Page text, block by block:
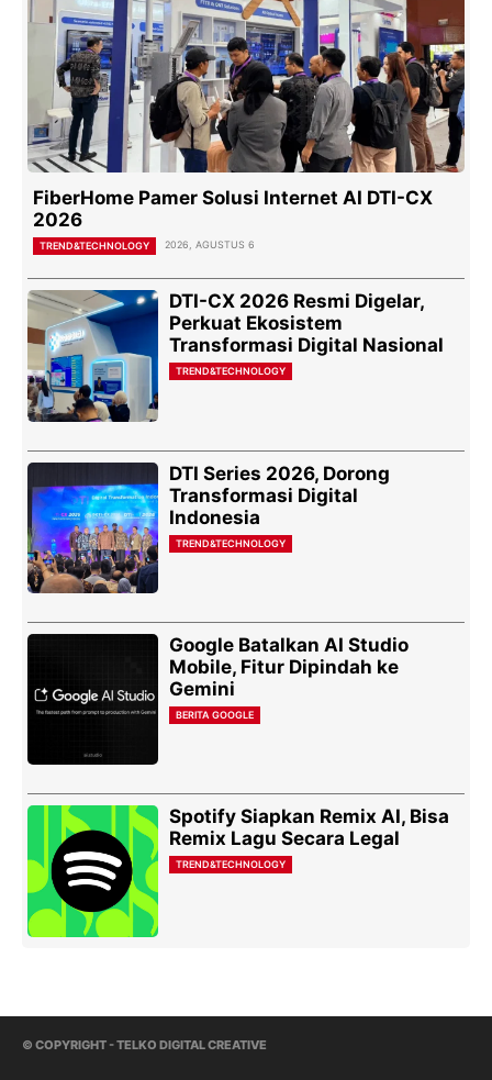
FiberHome Pamer Solusi Internet AI DTI-CX
2026
TREND&TECHNOLOGY 2026, AGUSTUS 6
DTI-CX 2026 Resmi Digelar,
Perkuat Ekosistem
Transformasi Digital Nasional
TREND&TECHNOLOGY
DTI Series 2026, Dorong
Transformasi Digital
Indonesia
TREND&TECHNOLOGY
Google Batalkan AI Studio
Mobile, Fitur Dipindah ke
Gemini
BERITA GOOGLE
Spotify Siapkan Remix AI, Bisa
Remix Lagu Secara Legal
TREND&TECHNOLOGY
© COPYRIGHT - TELKO DIGITAL CREATIVE